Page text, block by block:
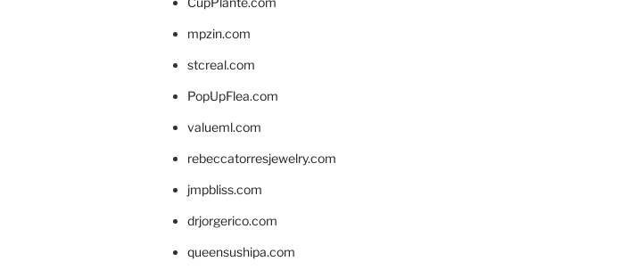
mpzin.com
stcreal.com
PopUpFlea.com
valueml.com
rebeccatorresjewelry.com
jmpbliss.com
drjorgerico.com
queensushipa.com